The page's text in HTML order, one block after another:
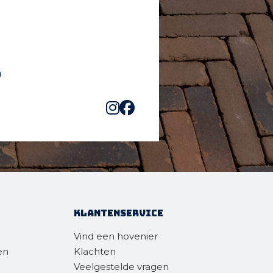
Klantenservice
Vind een hovenier
Klachten
Veelgestelde vragen